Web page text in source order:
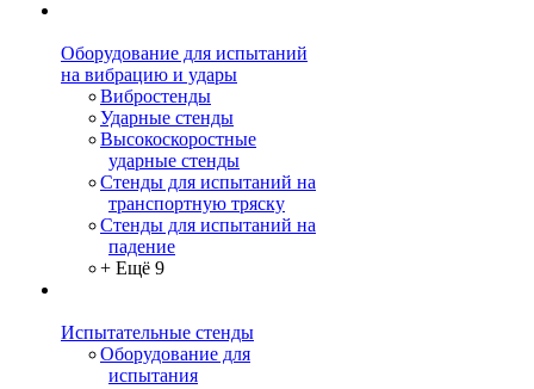
Оборудование для испытаний
на вибрацию и удары
Вибростенды
Ударные стенды
Высокоскоростные
ударные стенды
Стенды для испытаний на
транспортную тряску
Стенды для испытаний на
падение
+ Ещё 9
Испытательные стенды
Оборудование для
испытания